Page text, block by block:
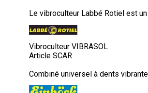
Le vibroculteur Labbé Rotiel est
Vibroculteur VIBRASOL
Article SCAR
Combiné universel à dents